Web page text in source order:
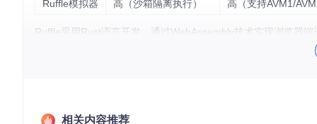
Ruffle模拟器
高（沙箱隔离执行） 高（支持AVM1/
Ruffle采用Rust语言开发，通过WebAssembly技术实现浏览器
计支持逐步完善的Flash特性实现，以及跨平台兼容性保证在现
相关内容推荐